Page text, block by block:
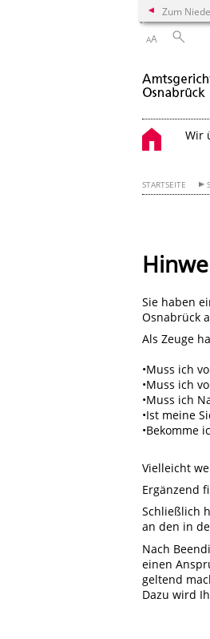
Zum
AA
Wir
STARTSEITE
Sie haben
Osnabrück
Als Zeuge
•Muss ich
•Muss ich
•Muss ich
•Ist meine
•Bekomme
Vielleicht
Ergänzend
Schließlich
an den in
Nach
einen
geltend
Dazu wird